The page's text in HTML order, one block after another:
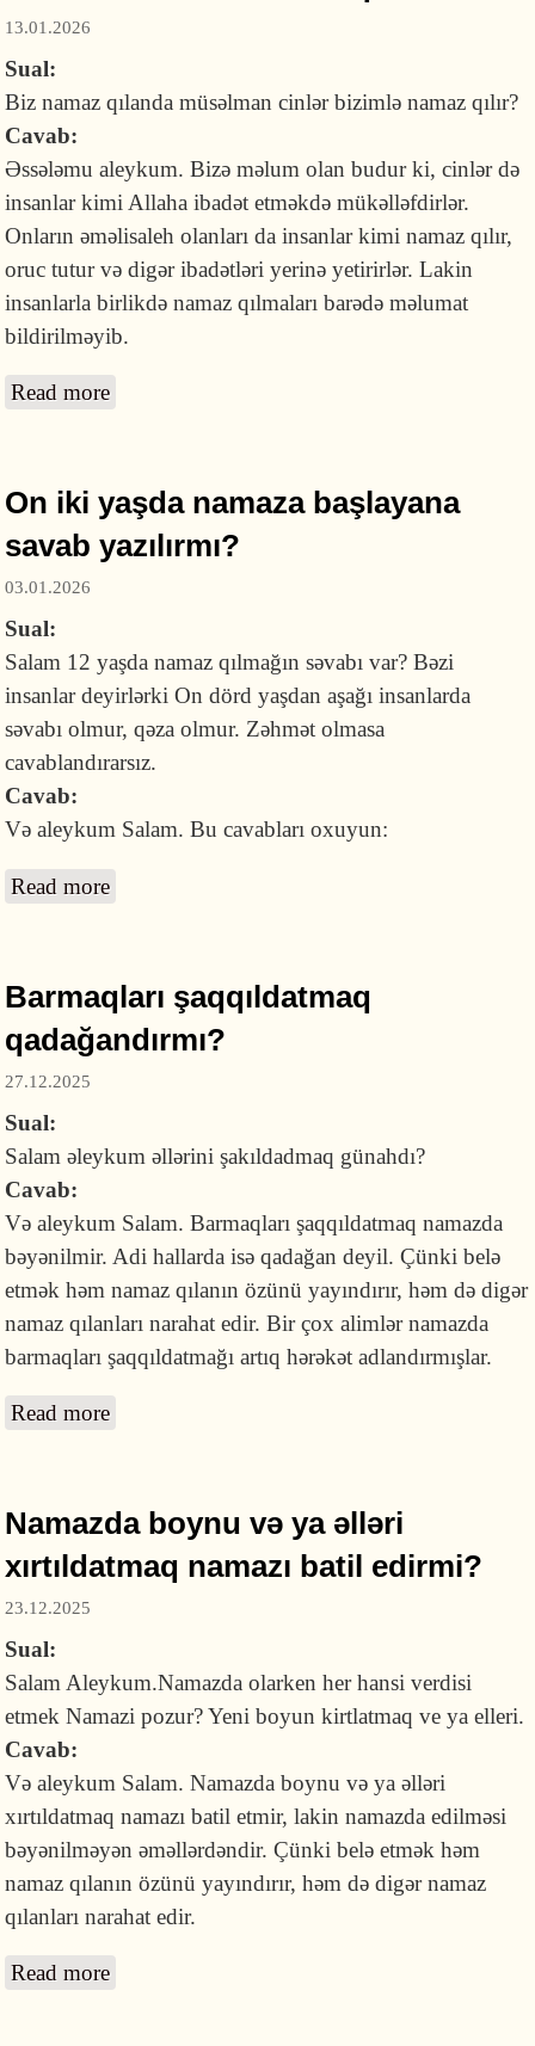
13.01.2026
Sual:
Biz namaz qılanda müsəlman cinlər bizimlə namaz qılır?
Cavab:
Əssələmu aleykum. Bizə məlum olan budur ki, cinlər də
insanlar kimi Allaha ibadət etməkdə mükəlləfdirlər.
Onların əməlisaleh olanları da insanlar kimi namaz qılır,
oruc tutur və digər ibadətləri yerinə yetirirlər. Lakin
insanlarla birlikdə namaz qılmaları barədə məlumat
bildirilməyib.
Read more
On iki yaşda namaza başlayana
savab yazılırmı?
03.01.2026
Sual:
Salam 12 yaşda namaz qılmağın səvabı var? Bəzi
insanlar deyirlərki On dörd yaşdan aşağı insanlarda
səvabı olmur, qəza olmur. Zəhmət olmasa
cavablandırarsız.
Cavab:
Və aleykum Salam. Bu cavabları oxuyun:
Read more
Barmaqları şaqqıldatmaq
qadağandırmı?
27.12.2025
Sual:
Salam əleykum əllərini şakıldadmaq günahdı?
Cavab:
Və aleykum Salam. Barmaqları şaqqıldatmaq namazda
bəyənilmir. Adi hallarda isə qadağan deyil. Çünki belə
etmək həm namaz qılanın özünü yayındırır, həm də digər
namaz qılanları narahat edir. Bir çox alimlər namazda
barmaqları şaqqıldatmağı artıq hərəkət adlandırmışlar.
Read more
Namazda boynu və ya əlləri
xırtıldatmaq namazı batil edirmi?
23.12.2025
Sual:
Salam Aleykum.Namazda olarken her hansi verdisi
etmek Namazi pozur? Yeni boyun kirtlatmaq ve ya elleri.
Cavab:
Və aleykum Salam. Namazda boynu və ya əlləri
xırtıldatmaq namazı batil etmir, lakin namazda edilməsi
bəyənilməyən əməllərdəndir. Çünki belə etmək həm
namaz qılanın özünü yayındırır, həm də digər namaz
qılanları narahat edir.
Read more